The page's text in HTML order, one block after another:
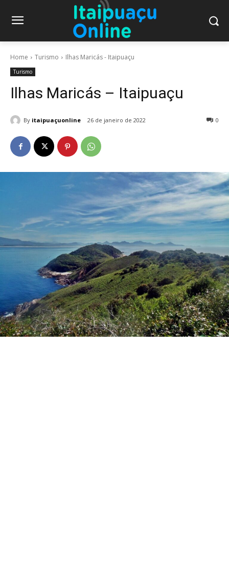
Home Turismo Ilhas Maricás - Itaipuaçu
Turismo
Ilhas Maricás – Itaipuaçu
By itaipuaçuonline 26 de janeiro de 2022 0